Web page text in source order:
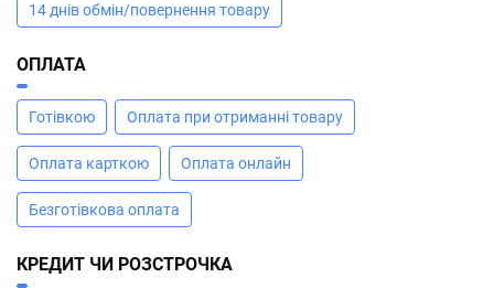
14 днів обмін/повернення товару
ОПЛАТА
Готівкою Оплата при отриманні товару
Оплата карткою Оплата онлайн
Безготівкова оплата
КРЕДИТ ЧИ РОЗСТРОЧКА